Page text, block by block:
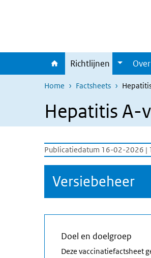
Richtlijnen
Home Factsheets
Hepatitis A-
Publicatiedatum 16-02-2026 |
Versiebeheer
Doel en doelgroep
Deze vaccinatiefactsheet